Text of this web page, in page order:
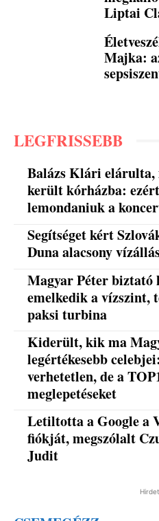
Liptai
Majka:
LEGFRISSEBB
Balázs Klári
került kórházba:
lemondaniuk a
Segítséget kért
Duna alacsony
Magyar Péter
emelkedik a vízszint,
paksi turbina
Kiderült, kik ma
legértékesebb
verhetetlen, de a
meglepetéseket
Letiltotta a Google a
fiókját, megszólalt
Judit